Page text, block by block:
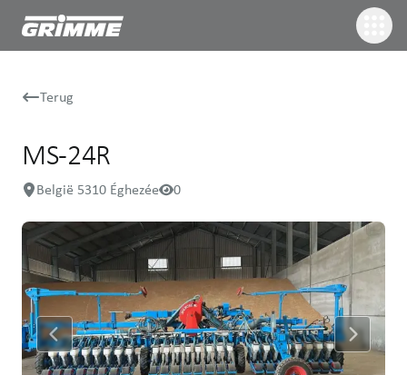
Terug
MS-24R
België 5310 Éghezée 0